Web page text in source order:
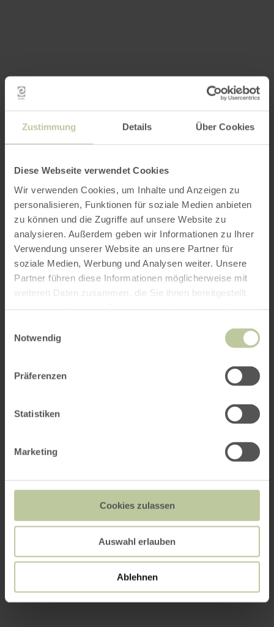
Zustimmung Details Über Cookies
Diese Webseite verwendet Cookies
Wir verwenden Cookies, um Inhalte und Anzeigen zu
personalisieren, Funktionen für soziale Medien anbieten
zu können und die Zugriffe auf unsere Website zu
analysieren. Außerdem geben wir Informationen zu Ihrer
Verwendung unserer Website an unsere Partner für
soziale Medien, Werbung und Analysen weiter. Unsere
Partner führen diese Informationen möglicherweise mit
weiteren Daten zusammen, die Sie ihnen bereitgestellt
Notwendig
Präferenzen
Statistiken
Marketing
Cookies zulassen
Auswahl erlauben
Ablehnen